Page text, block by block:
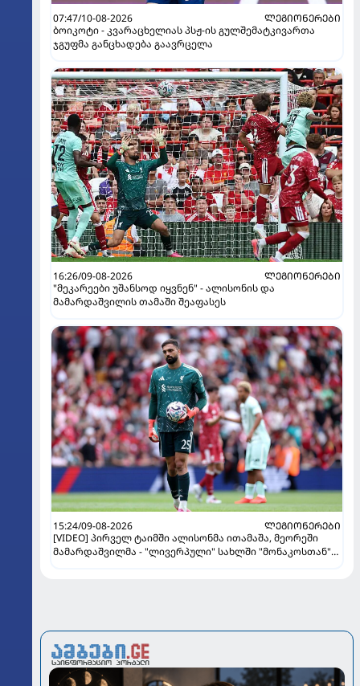
07:47/10-08-2026
ᲚᲔᲒᲘᲝᲜᲔᲠᲔᲑᲘ
ბოიკოტი - კვარაცხელიას პსჟ-ის გულშემატკივართა
ჯგუფმა განცხადება გაავრცელა
16:26/09-08-2026
ᲚᲔᲒᲘᲝᲜᲔᲠᲔᲑᲘ
"მეკარეები უშანსოდ იყვნენ" - ალისონის და
მამარდაშვილის თამაში შეაფასეს
15:24/09-08-2026
ᲚᲔᲒᲘᲝᲜᲔᲠᲔᲑᲘ
[VIDEO] პირველ ტაიმში ალისონმა ითამაშა, მეორეში
მამარდაშვილმა - "ლივერპული" სახლში "მონაკოსთან"